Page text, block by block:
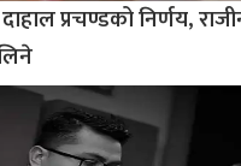
प्रचण्डको निर्णय,